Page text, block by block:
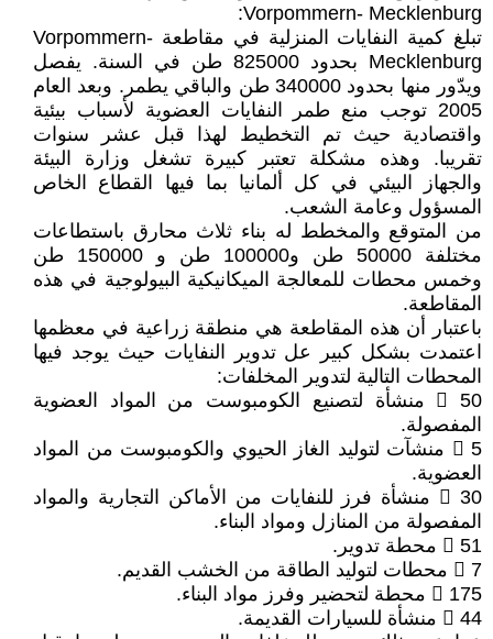
Vorpommern- Mecklenburg:
تبلغ كمية النفايات المنزلية في مقاطعة Vorpommern-
Mecklenburg بحدود 825000 طن في السنة. يفصل
ويدّور منها بحدود 340000 طن والباقي يطمر. وبعد العام
2005 توجب منع طمر النفايات العضوية لأسباب بيئية
واقتصادية حيث تم التخطيط لهذا قبل عشر سنوات
تقريبا. وهذه مشكلة تعتبر كبيرة تشغل وزارة البيئة
والجهاز البيئي في كل ألمانيا بما فيها القطاع الخاص
المسؤول وعامة الشعب.
من المتوقع والمخطط له بناء ثلاث محارق باستطاعات
مختلفة 50000 طن و100000 طن و 150000 طن
وخمس محطات للمعالجة الميكانيكية البيولوجية في هذه
المقاطعة.
باعتبار أن هذه المقاطعة هي منطقة زراعية في معظمها
اعتمدت بشكل كبير عل تدوير النفايات حيث يوجد فيها
المحطات التالية لتدوير المخلفات:
 50 منشأة لتصنيع الكومبوست من المواد العضوية
المفصولة.
 5 منشآت لتوليد الغاز الحيوي والكومبوست من المواد
العضوية.
 30 منشأة فرز للنفايات من الأماكن التجارية والمواد
المفصولة من المنازل ومواد البناء.
 51 محطة تدوير.
 7 محطات لتوليد الطاقة من الخشب القديم.
 175 محطة لتحضير وفرز مواد البناء.
 44 منشأة للسيارات القديمة.